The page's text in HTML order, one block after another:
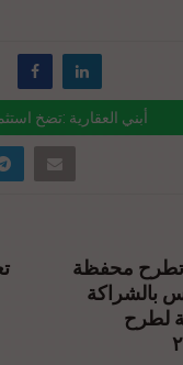
أبني العقارية :تضخ استثمارات ٨ مليار جنيه بالقطاع
%d8%ac%d9%86/"
تطرح محفظة
بالشراكة
لطرح